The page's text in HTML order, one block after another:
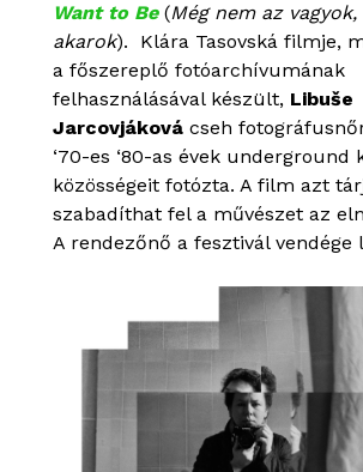
Want to Be(Még nem az
akarok). Klára Tasovská filmje,
a főszereplő fotóarchívumának
felhasználásával készült, Libuše
Jarcovjáková cseh
‘70-es ‘80-as évek underground
közösségeit fotózta. A film azt
szabadíthat fel a művészet az
A rendezőnő a fesztivál vendége